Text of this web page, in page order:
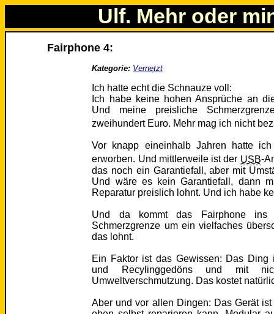
Ulf. Mehr oder
Fairphone 4:
Kategorie: Vernetzt
Ich hatte echt die Schnauze voll:
Ich habe keine hohen Ansprüche an
Und meine preisliche
zweihundert Euro. Mehr mag ich nicht
Vor knapp eineinhalb Jahren hatte
erworben. Und mittlerweile ist der USB-
das noch ein Garantiefall, aber mit
Und wäre es kein Garantiefall, dann
Reparatur preislich lohnt. Und ich habe
Und da kommt das Fairphone
Schmerzgrenze um ein vielfaches
das lohnt.
Ein Faktor ist das Gewissen: Das Ding
und Recylinggedöns und mit
Umweltverschmutzung. Das kostet
Aber und vor allen Dingen: Das Gerät